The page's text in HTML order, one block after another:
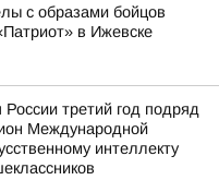
с образами бойцов
в Ижевске
третий год подряд
Международной
интеллекту